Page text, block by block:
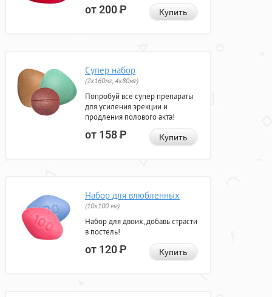
от 200Р Купить
Супер набор
(2х160мг, 4х80мг)
Попробуй все супер препараты
для усиления эрекции и
продления полового акта!
от 158Р Купить
Набор для влюбленных
(10х100 мг)
Набор для двоих, добавь страсти
в постель!
от 120Р Купить